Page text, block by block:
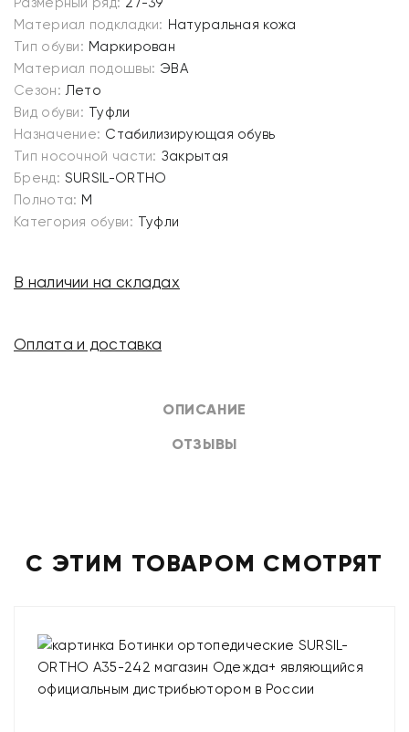
ОПИСАНИЕ
ОТЗЫВЫ
Материал подкладки: Натуральная кожа
Тип обуви: Маркирован
Материал подошвы: ЭВА
Сезон: Лето
Вид обуви: Туфли
Назначение: Стабилизирующая обувь
Тип носочной части: Закрытая
Бренд: SURSIL-ORTHO
Полнота: M
Категория обуви: Туфли
В наличии на складах
Оплата и доставка
С ЭТИМ ТОВАРОМ СМОТРЯТ